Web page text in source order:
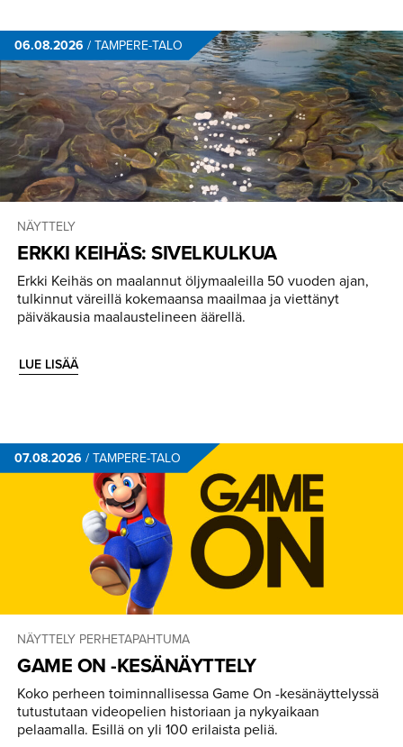
06.08.2026 /TAMPERE-TALO
NÄYTTELY
ERKKI KEIHÄS: SIVELKULKUA
Erkki Keihäs on maalannut öljymaaleilla 50 vuoden ajan,
tulkinnut väreillä kokemaansa maailmaa ja viettänyt
päiväkausia maalaustelineen äärellä.
LUE LISÄÄ
07.08.2026 /TAMPERE-TALO
NÄYTTELY PERHETAPAHTUMA
GAME ON -KESÄNÄYTTELY
Koko perheen toiminnallisessa Game On -kesänäyttelyssä
tutustutaan videopelien historiaan ja nykyaikaan
pelaamalla. Esillä on yli 100 erilaista peliä.